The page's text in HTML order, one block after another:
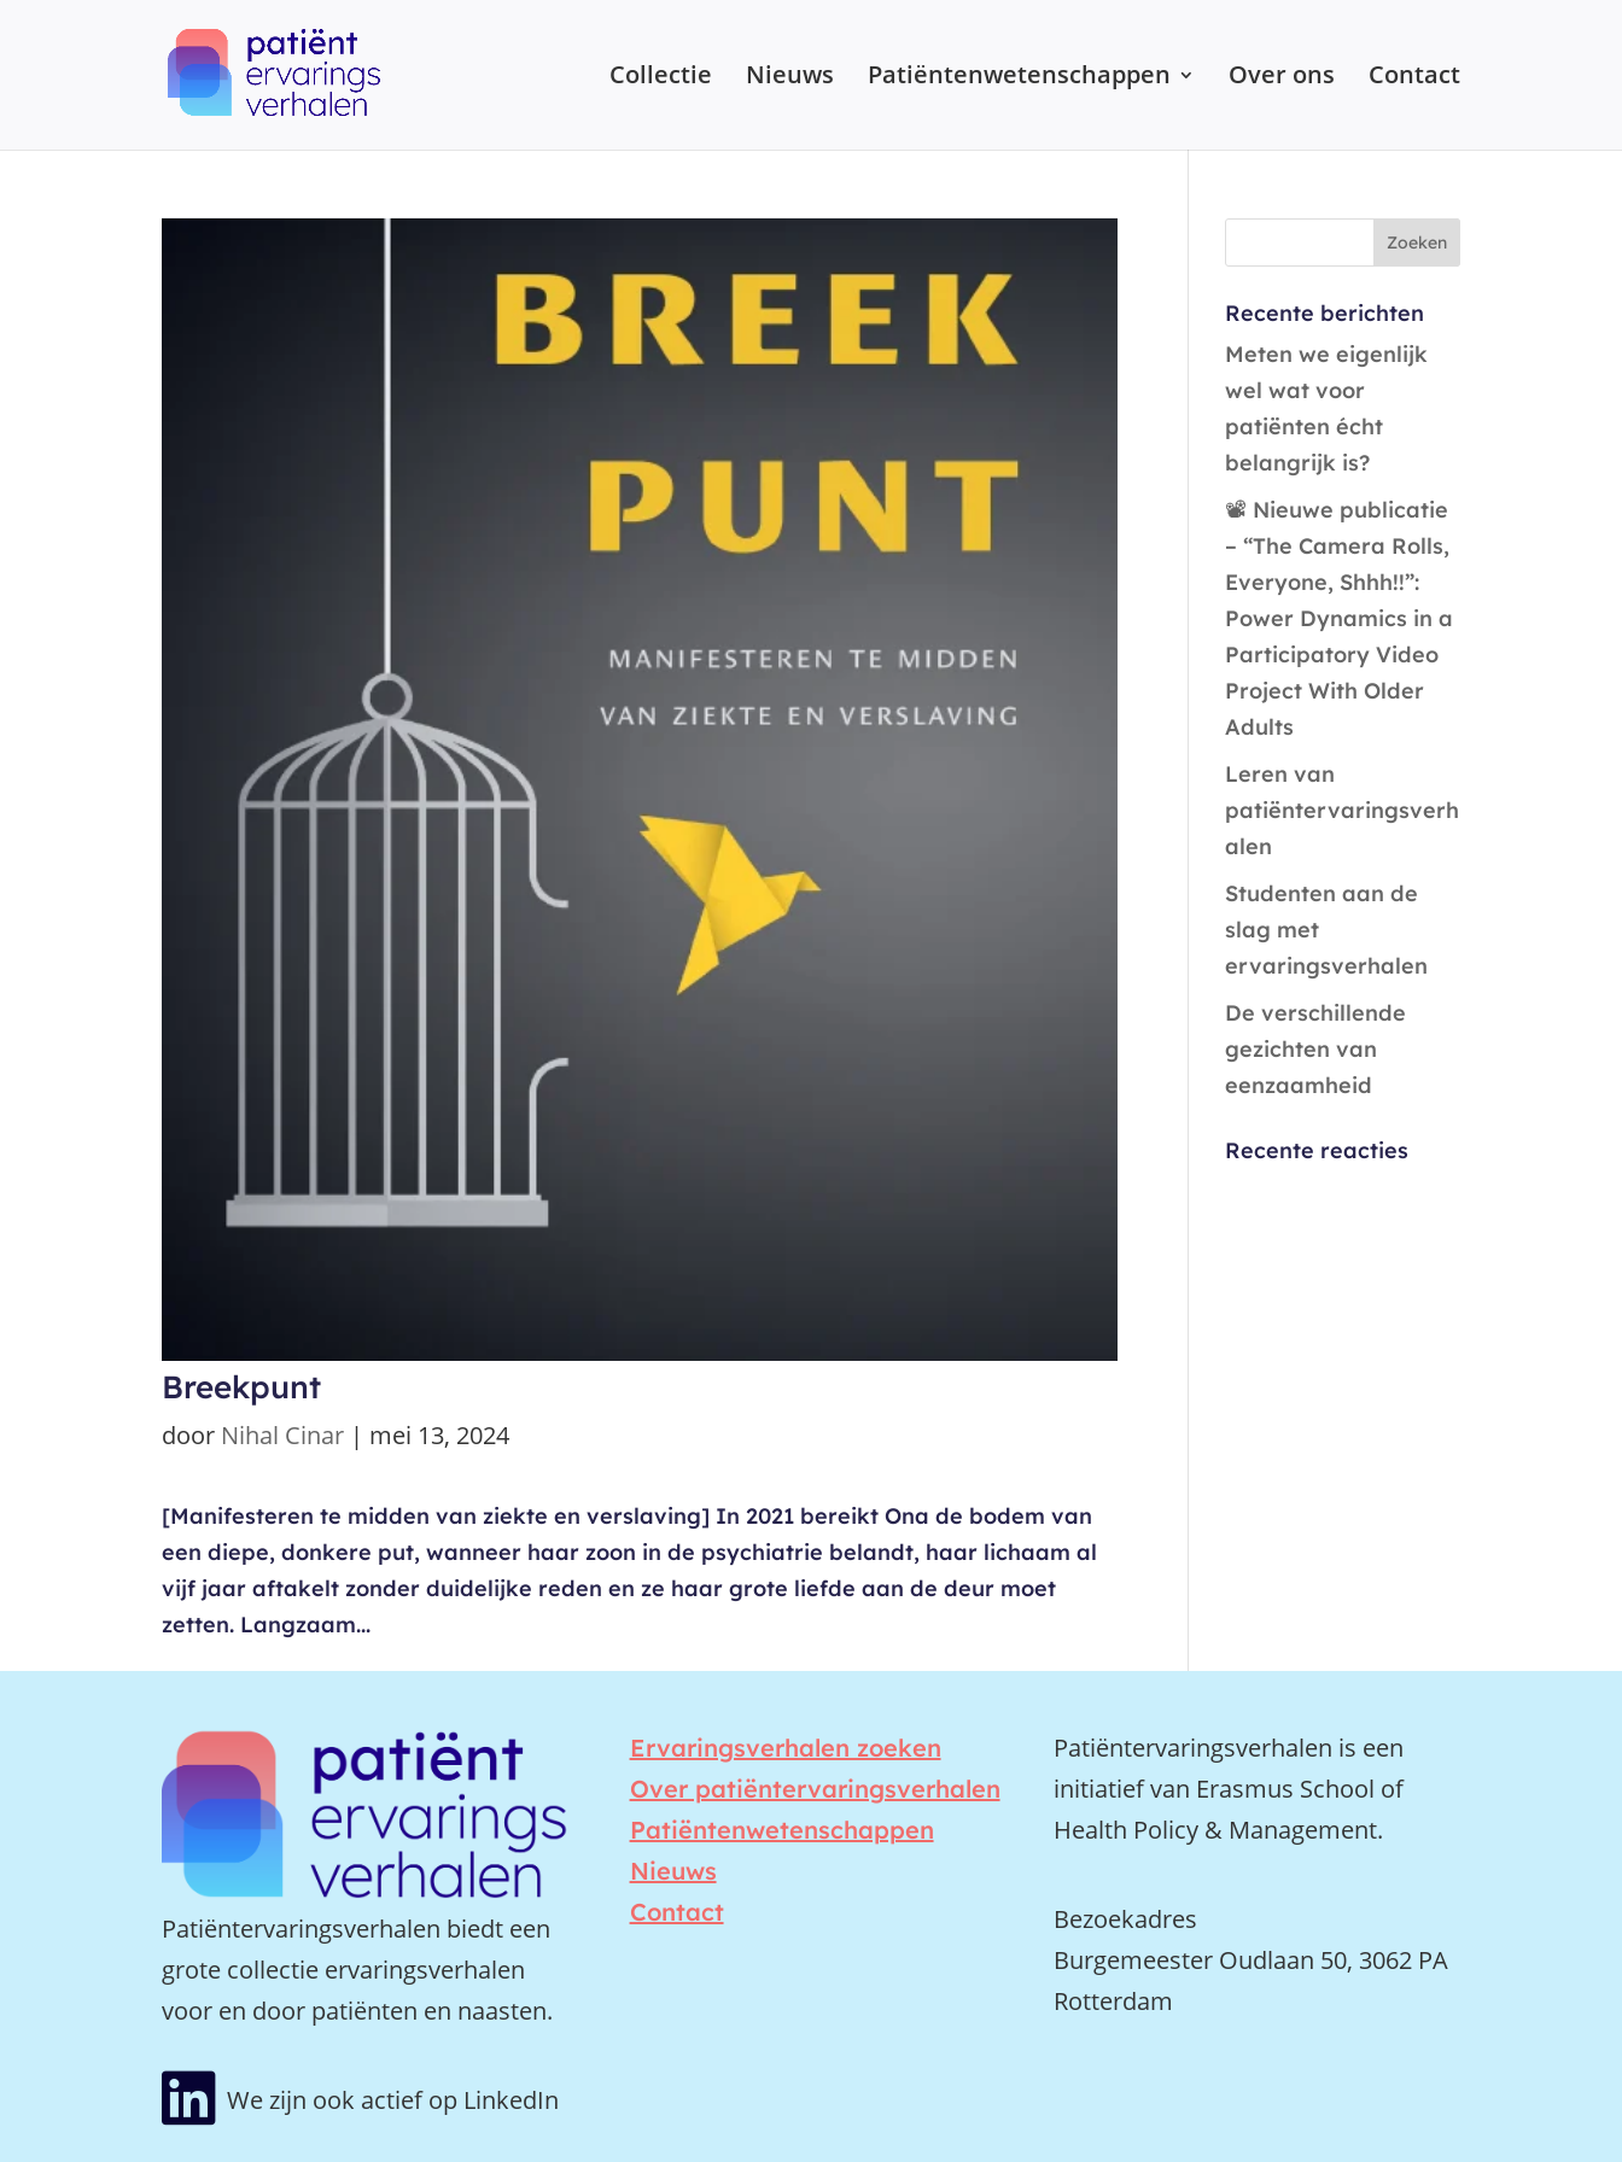
Collectie Nieuws Patiëntenwetenschappen Over ons Contact
Breekpunt
door Nihal Cinar | mei 13, 2024
[Manifesteren te midden van ziekte en verslaving] In 2021 bereikt Ona de bodem van
een diepe, donkere put, wanneer haar zoon in de psychiatrie belandt, haar lichaam al
vijf jaar aftakelt zonder duidelijke reden en ze haar grote liefde aan de deur moet
zetten. Langzaam...
Recente berichten
Meten we eigenlijk
wel wat voor
patiënten écht
belangrijk is?
📽️ Nieuwe publicatie
– “The Camera Rolls,
Everyone, Shhh!!”:
Power Dynamics in a
Participatory Video
Project With Older
Adults
Leren van
patiëntervaringsverh
alen
Studenten aan de
slag met
ervaringsverhalen
De verschillende
gezichten van
eenzaamheid
Recente reacties
Patiëntervaringsverhalen biedt een
grote collectie ervaringsverhalen
voor en door patiënten en naasten.
Ervaringsverhalen zoeken
Over patiëntervaringsverhalen
Patiëntenwetenschappen
Nieuws
Contact
Patiëntervaringsverhalen is een
initiatief van Erasmus School of
Health Policy & Management.
Bezoekadres
Burgemeester Oudlaan 50, 3062 PA
Rotterdam
 We zijn ook actief op LinkedIn